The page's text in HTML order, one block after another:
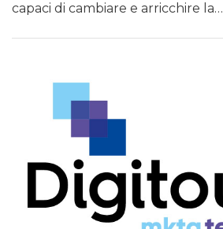
capaci di cambiare e arricchire la…